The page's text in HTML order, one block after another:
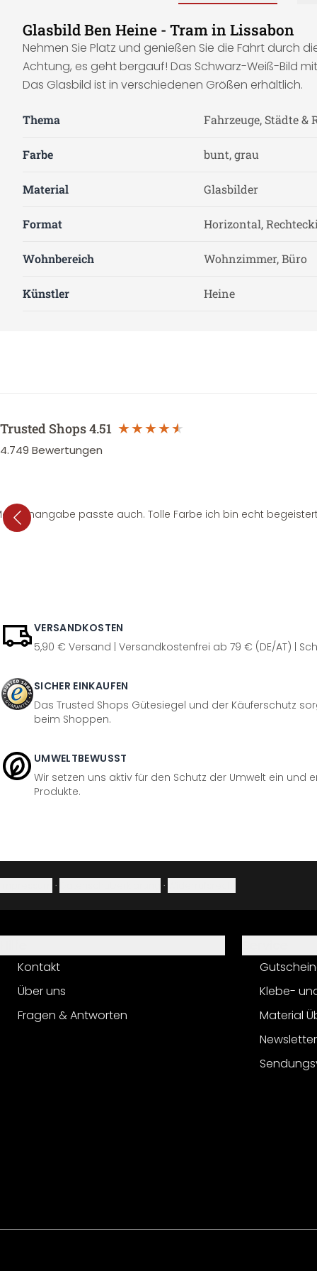
Glasbild Ben Heine - Tram in Lissabon
Nehmen Sie Platz und genießen Sie die Fahrt durch
Achtung, es geht bergauf! Das Schwarz-Weiß-Bild
Das Glasbild ist in verschiedenen Größen erhältlich.
Thema Fahrzeuge, Städte &
Farbe bunt, grau
Material Glasbilder
Format Horizontal,
Wohnbereich Wohnzimmer, Büro
Künstler Heine
Trusted Shops4.51
4.749 Bewertungen
passte auch. Tolle Farbe ich bin echt
VERSANDKOSTEN
5,90 € Versand | Versandkostenfrei ab 79 € (DE/AT) |
SICHER EINKAUFEN
Das Trusted Shops Gütesiegel und der Käuferschutz
beim Shoppen.
UMWELTBEWUSST
Wir setzen uns aktiv für den Schutz der Umwelt ein und
Produkte.
· ·
Kontakt
Über uns
Fragen & Antworten
Klebe-
Material